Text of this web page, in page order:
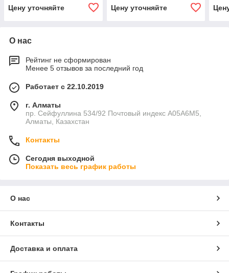
Цену уточняйте
Цену уточняйте
О нас
Рейтинг не сформирован
Менее 5 отзывов за последний год
Работает с 22.10.2019
г. Алматы
пр. Сейфуллина 534/92 Почтовый индекс A05A6M5,
Алматы, Казахстан
Контакты
Сегодня выходной
Показать весь график работы
О нас
Контакты
Доставка и оплата